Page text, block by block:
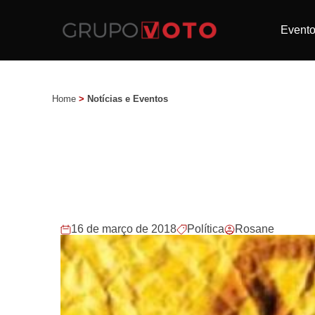
Home > Notícias e Eventos
16 de março de 2018 Política Rosane